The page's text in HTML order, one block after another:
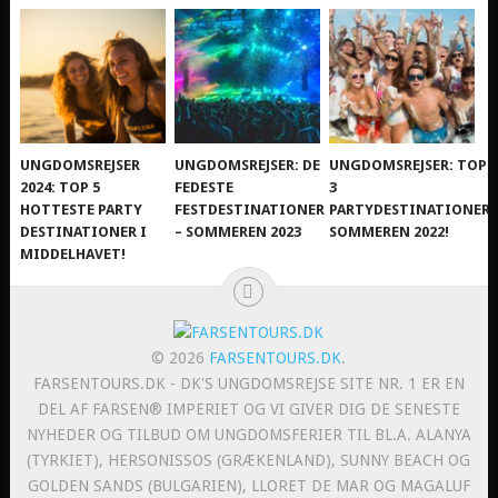
UNGDOMSREJSER
2024: TOP 5
HOTTESTE PARTY
DESTINATIONER I
MIDDELHAVET!
UNGDOMSREJSER: DE
FEDESTE
FESTDESTINATIONER
– SOMMEREN 2023
UNGDOMSREJSER: TOP
3
PARTYDESTINATIONER
SOMMEREN 2022!
© 2026 FARSENTOURS.DK.
FARSENTOURS.DK - DK'S UNGDOMSREJSE SITE NR. 1 ER EN
DEL AF FARSEN® IMPERIET OG VI GIVER DIG DE SENESTE
NYHEDER OG TILBUD OM UNGDOMSFERIER TIL BL.A. ALANYA
(TYRKIET), HERSONISSOS (GRÆKENLAND), SUNNY BEACH OG
GOLDEN SANDS (BULGARIEN), LLORET DE MAR OG MAGALUF